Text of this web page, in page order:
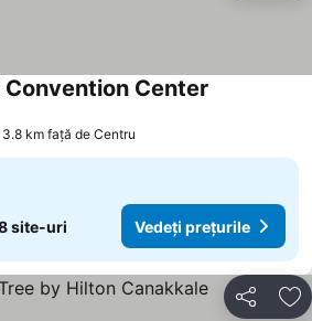
Convention Center
3.8 km faţă de Centru
site-uri Vedeți prețurile
Distribuiți